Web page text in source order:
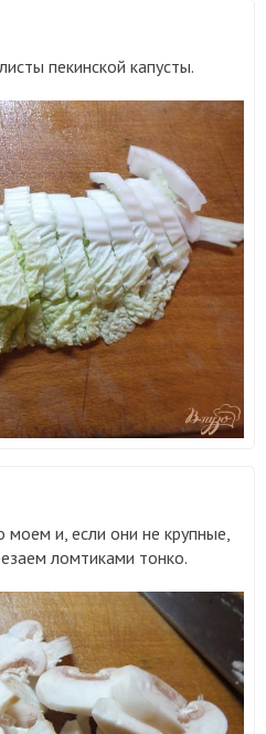
пекинской капусты.
и, если они не крупные,
ломтиками тонко.